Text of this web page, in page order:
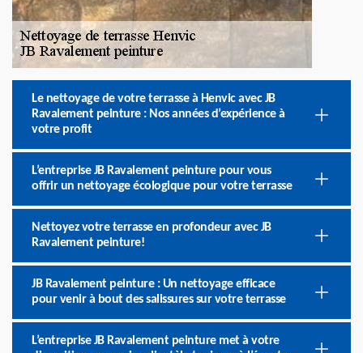
Le nettoyage de votre terrasse à Henvic avec JB
Ravalement peinture : Nos années d’expérience à
votre profit
L’entreprise JB Ravalement peinture pour vous
offrir un nettoyage écologique pour votre terrasse
Nettoyez votre terrasse en profondeur avec JB
Ravalement peinture!
JB Ravalement peinture : Un nettoyage efficace
pour venir à bout des salissures sur votre terrasse
L’entreprise JB Ravalement peinture met à votre